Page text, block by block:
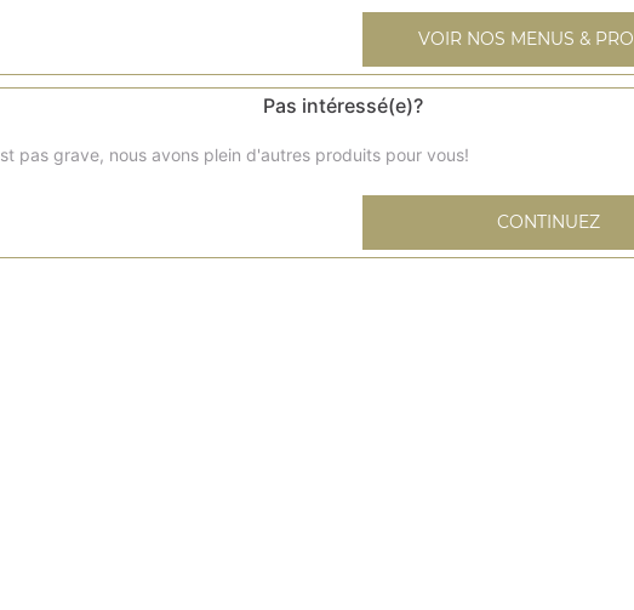
VOIR NOS MENUS &
Pas intéressé(e)?
pas grave, nous avons plein d'autres produits pour vous!
CONTINUEZ